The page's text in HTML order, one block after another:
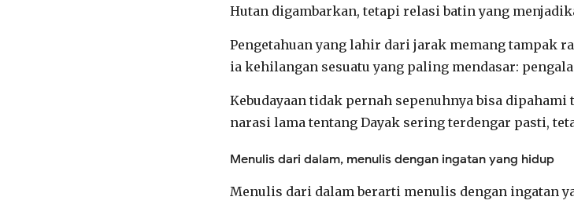
Hutan digambarkan, tetapi relasi batin yang
Pengetahuan yang lahir dari jarak memang tampak
ia kehilangan sesuatu yang paling mendasar:
Kebudayaan tidak pernah sepenuhnya bisa
narasi lama tentang Dayak sering terdengar pasti,
Menulis dari dalam, menulis dengan ingatan yang hidup
Menulis dari dalam berarti menulis dengan ingatan